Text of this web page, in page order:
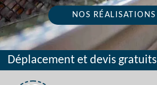
NOS RÉALISATIONS
Déplacement et devis gratuits